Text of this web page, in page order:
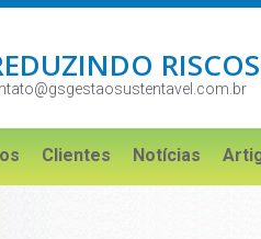
Clientes Notícias